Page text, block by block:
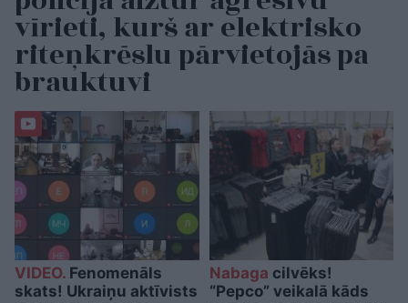
vīrieti, kurš ar elektrisko
riteņkrēslu pārvietojās pa
brauktuvi
VIDEO. Fenomenāls
skats! Ukraiņu aktīvists
Nabaga cilvēks!
“Pepco” veikalā kāds